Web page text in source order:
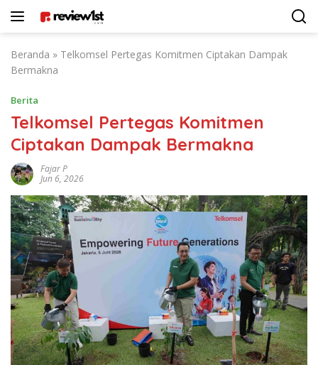
Beranda » Telkomsel Pertegas Komitmen Ciptakan Dampak
Bermakna
Berita
Telkomsel Pertegas Komitmen
Ciptakan Dampak Bermakna
Fajar P
Jun 6, 2026